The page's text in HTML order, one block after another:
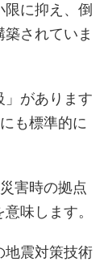
に抑え、倒
されていま
」があります
も標準的に
害時の拠点
味します。
地震対策技術